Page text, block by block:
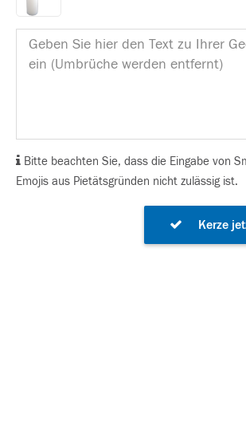
Bitte beachten Sie, dass die Eingabe von
Emojis aus Pietätsgründen nicht zulässig ist.
Kerze